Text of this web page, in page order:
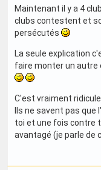
Maintenant il y a 4
clubs contestent et
persécutés
La seule explication
faire monter un autre
C'est vraiment
Ils ne savent pas
toi et une fois contre
avantagé (je parle de